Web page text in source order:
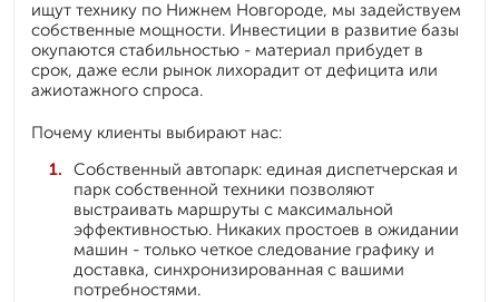
ищут технику по Нижнем Новгороде, мы задействуем
собственные мощности. Инвестиции в развитие базы
окупаются стабильностью - материал прибудет в
срок, даже если рынок лихорадит от дефицита или
ажиотажного спроса.
Почему клиенты выбирают нас:
Собственный автопарк: единая диспетчерская и
парк собственной техники позволяют
выстраивать маршруты с максимальной
эффективностью. Никаких простоев в ожидании
машин - только четкое следование графику и
доставка, синхронизированная с вашими
потребностями.